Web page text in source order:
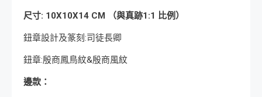
尺寸: 10X10X14 CM （與真跡1:1 比例）
鈕章設計及篆刻:司徒長卿
鈕章:殷商鳳鳥紋&殷商風紋
邊款：